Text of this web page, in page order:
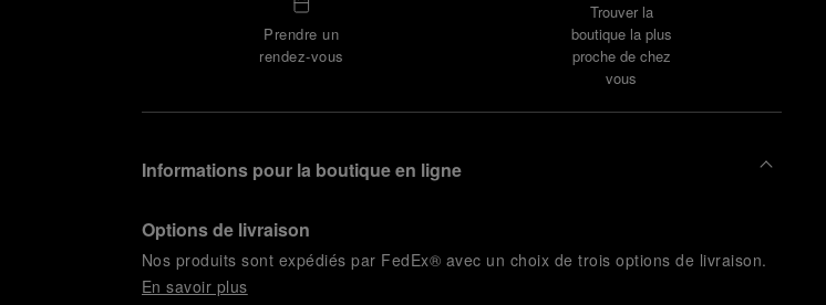
Prendre un
rendez-vous
Trouver la
boutique la plus
proche de chez
vous
Informations pour la boutique en ligne
Options de livraison
Nos produits sont expédiés par FedEx® avec un choix de trois options de livraison.
En savoir plus